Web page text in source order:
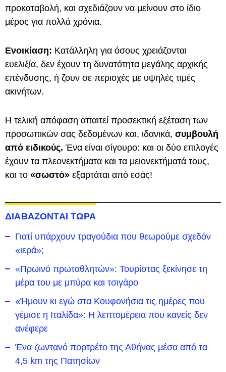
προκαταβολή, και σχεδιάζουν να μείνουν στο ίδιο
μέρος για πολλά χρόνια.
Ενοικίαση: Κατάλληλη για όσους χρειάζονται
ευελιξία, δεν έχουν τη δυνατότητα μεγάλης αρχικής
επένδυσης, ή ζουν σε περιοχές με υψηλές τιμές
ακινήτων.
Η τελική απόφαση απαιτεί προσεκτική εξέταση των
προσωπικών σας δεδομένων και, ιδανικά, συμβουλή
από ειδικούς. Ένα είναι σίγουρο: και οι δύο επιλογές
έχουν τα πλεονεκτήματα και τα μειονεκτήματά τους,
και το «σωστό» εξαρτάται από εσάς!
ΔΙΑΒΑΖΟΝΤΑΙ ΤΩΡΑ
Γιατί υπάρχουν τραγούδια που θεωρούμε σχεδόν
«ιερά»;
«Πρωινό πρωταθλητών»: Τουρίστας ξεκίνησε τη
μέρα του με μπύρα και τσιγάρο
«Ήμουν κι εγώ στα Κουφονήσια τις ημέρες που
γέμισε η Ιταλίδα»: Η λεπτομέρεια που κανείς δεν
ανέφερε
Ένα ζωντανό πορτρέτο της Αθήνας μέσα από τα
4,5 km της Πατησίων